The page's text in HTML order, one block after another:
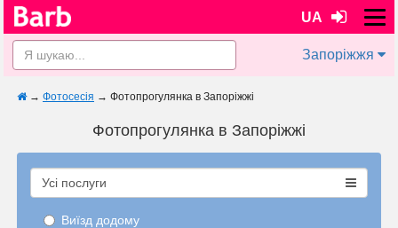
UA
Запоріжжя
→ Фотосесія → Фотопрогулянка в Запоріжжі
Фотопрогулянка в Запоріжжі
Усі послуги
Виїзд додому